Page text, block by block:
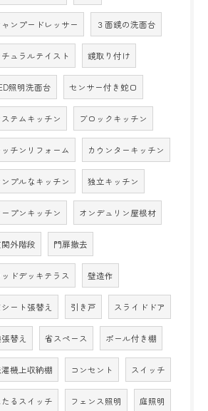
ャンプードレッサー ３面鏡の洗面台
チュラルテイスト 鏡取り付け
照明洗面台 センサー付き蛇口
ステムキッチン ブロックキッチン
ッチンリフォーム カウンターキッチン
ンプルなキッチン 独立キッチン
ープンキッチン オンデュリン屋根材
外階段 門扉撤去
ッドデッキテラス 壁造作
ート張替え 引き戸 スライドドア
替え 省スペース ポール付き棚
機上収納棚 コンセント スイッチ
たるスイッチ フェンス照明 庭照明